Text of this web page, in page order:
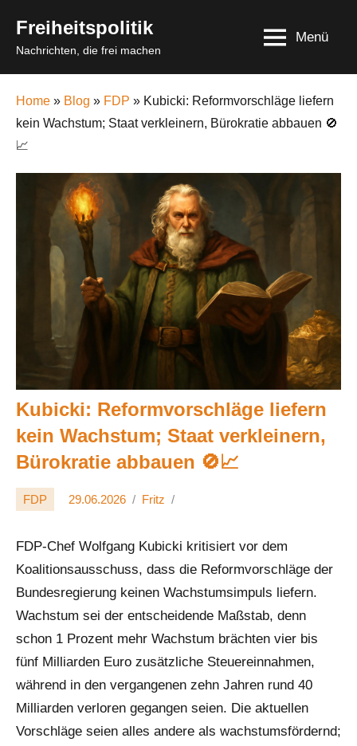
content
Freiheitspolitik
Nachrichten, die frei machen
Menü
Home » Blog » FDP » Kubicki: Reformvorschläge liefern
kein Wachstum; Staat verkleinern, Bürokratie abbauen 🚫
📈
Kubicki: Reformvorschläge liefern
kein Wachstum; Staat verkleinern,
Bürokratie abbauen 🚫📈
FDP 29.06.2026 Fritz
FDP-Chef Wolfgang Kubicki kritisiert vor dem
Koalitionsausschuss, dass die Reformvorschläge der
Bundesregierung keinen Wachstumsimpuls liefern.
Wachstum sei der entscheidende Maßstab, denn
schon 1 Prozent mehr Wachstum brächten vier bis
fünf Milliarden Euro zusätzliche Steuereinnahmen,
während in den vergangenen zehn Jahren rund 40
Milliarden verloren gegangen seien. Die aktuellen
Vorschläge seien alles andere als wachstumsfördernd;